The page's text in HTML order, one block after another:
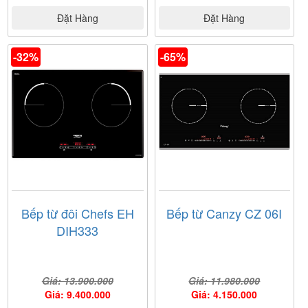
Bảng điều khiển
của bếp từ Lorca LCI 809
Đặt Hàng Đặt Hàng
-32%
Bếp từ đôi Chefs EH
DIH333
Giá: 13.900.000
Giá: 9.400.000
-65%
Bếp từ Canzy CZ 06I
Giá: 11.980.000
Giá: 4.150.000